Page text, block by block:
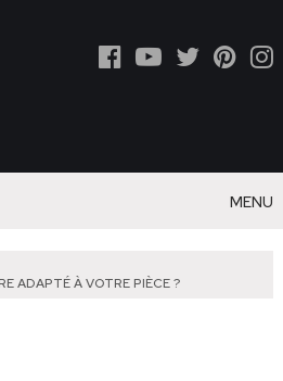
MENU
ADAPTÉ À VOTRE PIÈCE ?